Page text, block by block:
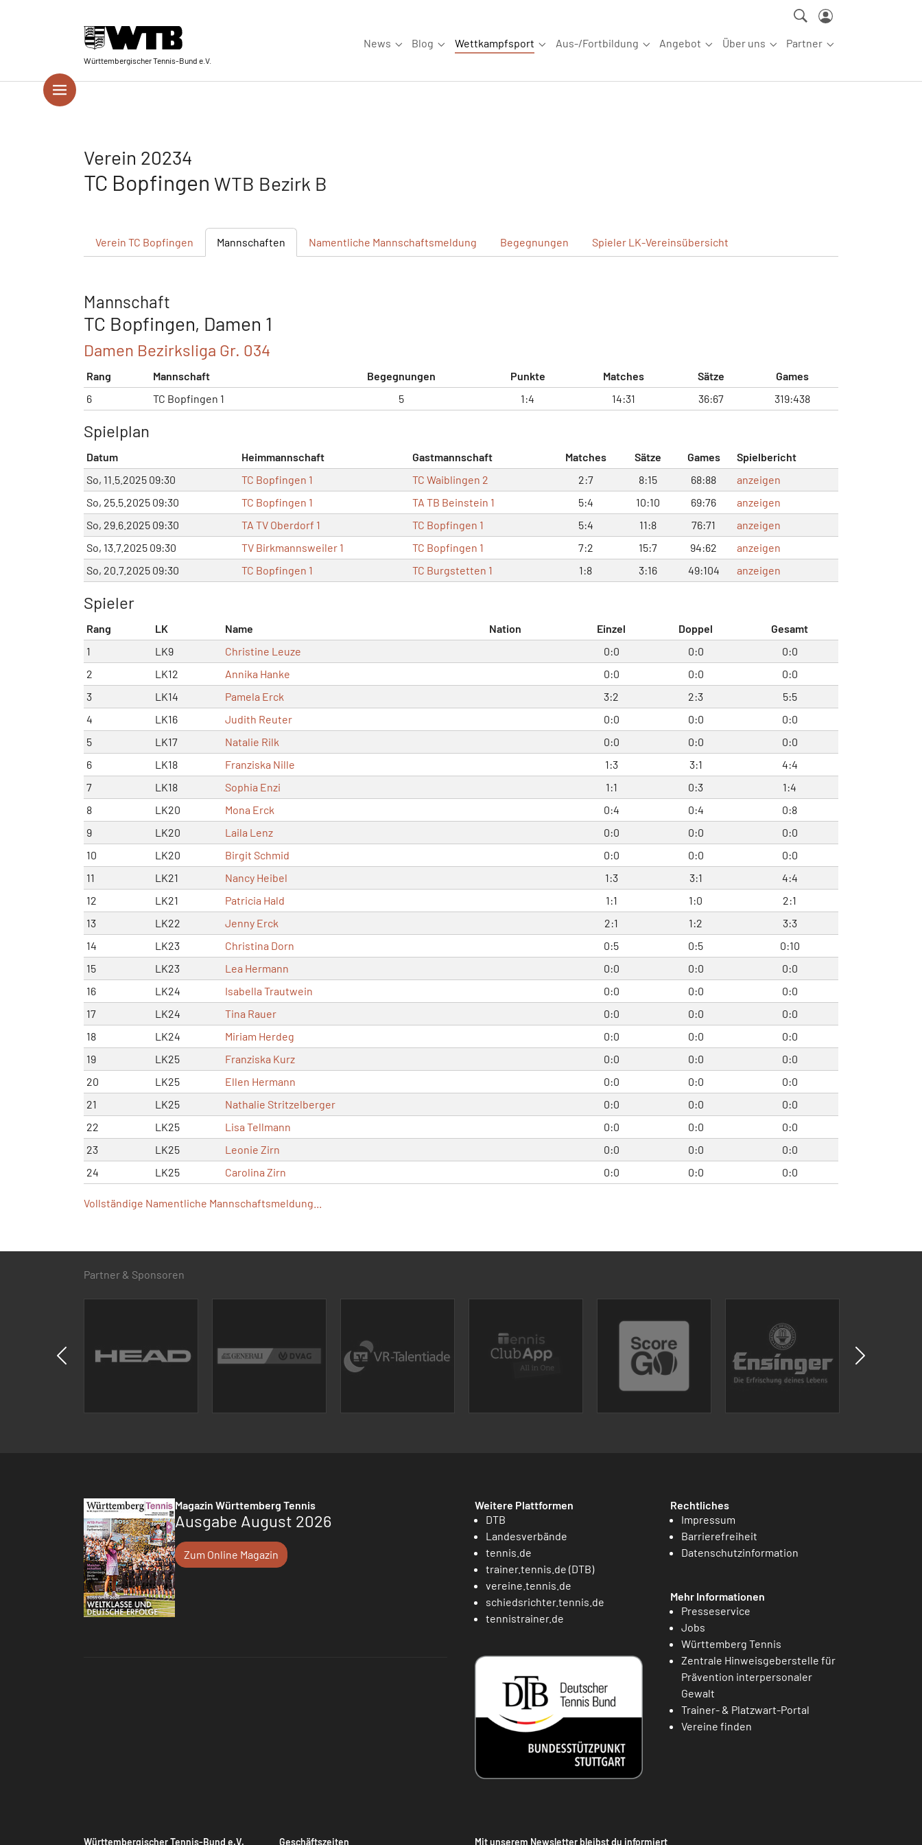
Württembergischer Tennis-Bund e.V.
News
Submenu for "News"
Blog
Submenu for "Blog"
Wettkampfsport
Submenu for "Wettkampfsport"
Aus-/Fortbildung
Submenu for "Aus-/Fortbildung"
Angebot
Submenu for "Angebot"
Über uns
Submenu for "Über uns"
Partner
Submenu for
Verein 20234
TC Bopfingen WTB Bezirk B
Verein TC Bopfingen Mannschaften Namentliche Mannschaftsmeldung Begegnungen Spieler LK-Vereinsübersicht
Mannschaft
TC Bopfingen, Damen 1
Damen Bezirksliga Gr. 034
Rang Mannschaft Begegnungen Punkte Matches Sätze
Games
6
TC Bopfingen 1 5 1:4 14:31 36:67 319:438
Spielplan
Datum Heimmannschaft Gastmannschaft Matches Sätze Games
Spielbericht
So, 11.5.2025 09:30
TC Bopfingen 1 TC Waiblingen 2 2:7 8:15 68:88
anzeigen
So, 25.5.2025 09:30
TC Bopfingen 1 TA TB Beinstein 1 5:4 10:10 69:76
anzeigen
So, 29.6.2025 09:30
TA TV Oberdorf 1 TC Bopfingen 1 5:4 11:8 76:71
anzeigen
So, 13.7.2025 09:30
TV Birkmannsweiler 1 TC Bopfingen 1 7:2 15:7 94:62
anzeigen
So, 20.7.2025 09:30
TC Bopfingen 1 TC Burgstetten 1 1:8 3:16 49:104 anzeigen
Spieler
Rang LK Name Nation Einzel Doppel
Gesamt
1
LK9 Christine Leuze 0:0 0:0
0:0
2
LK12 Annika Hanke 0:0 0:0
0:0
3
LK14 Pamela Erck 3:2 2:3
5:5
4
LK16 Judith Reuter 0:0 0:0
0:0
5
LK17 Natalie Rilk 0:0 0:0
0:0
6
LK18 Franziska Nille 1:3 3:1
4:4
7
LK18 Sophia Enzi 1:1 0:3
1:4
8
LK20 Mona Erck 0:4 0:4
0:8
9
LK20 Laila Lenz 0:0 0:0
0:0
10
LK20 Birgit Schmid 0:0 0:0
0:0
11
LK21 Nancy Heibel 1:3 3:1
4:4
12
LK21 Patricia Hald 1:1 1:0
2:1
13
LK22 Jenny Erck 2:1 1:2
3:3
14
LK23 Christina Dorn 0:5 0:5
0:10
15
LK23 Lea Hermann 0:0 0:0
0:0
16
LK24 Isabella Trautwein 0:0 0:0
0:0
17
LK24 Tina Rauer 0:0 0:0
0:0
18
LK24 Miriam Herdeg 0:0 0:0
0:0
19
LK25 Franziska Kurz 0:0 0:0
0:0
20
LK25 Ellen Hermann 0:0 0:0
0:0
21
LK25 Nathalie Stritzelberger 0:0 0:0
0:0
22
LK25 Lisa Tellmann 0:0 0:0
0:0
23
LK25 Leonie Zirn 0:0 0:0
0:0
24
LK25 Carolina Zirn 0:0 0:0 0:0
Vollständige Namentliche Mannschaftsmeldung...
Partner & Sponsoren
Magazin Württemberg Tennis
Ausgabe August 2026
Zum Online Magazin
Weitere Plattformen
DTB
Landesverbände
tennis.de
trainer.tennis.de (DTB)
vereine.tennis.de
schiedsrichter.tennis.de
tennistrainer.de
Rechtliches
Impressum
Barrierefreiheit
Datenschutzinformation
Mehr Informationen
Presseservice
Jobs
Württemberg Tennis
Zentrale Hinweisgeberstelle für
Prävention interpersonaler
Gewalt
Trainer- & Platzwart-Portal
Vereine finden
Württembergischer Tennis-Bund e.V. Geschäftszeiten Mit unserem Newsletter bleibst du informiert